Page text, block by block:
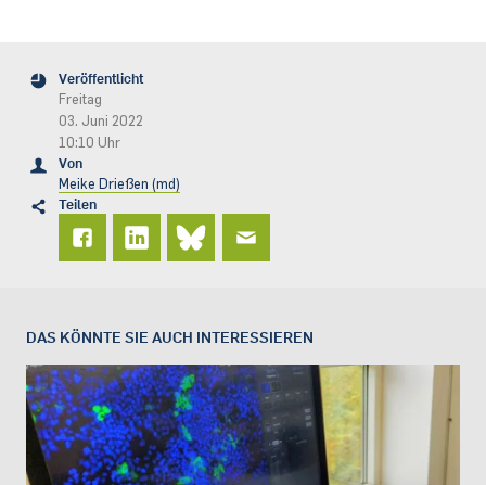
Veröffentlicht
Freitag
03. Juni 2022
10:10 Uhr
Von
Meike Drießen (md)
Teilen
DAS KÖNNTE SIE AUCH INTERESSIEREN